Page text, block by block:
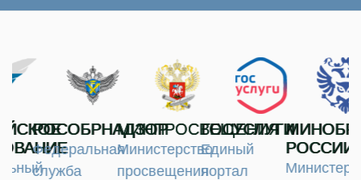
РОСОБРНАДЗОР
Федеральная
служба
МИНПРОСВЕЩЕНИЯ
Министерство
просвещения
ГОСУСЛУГИ
Единый
портал
РОССИИ